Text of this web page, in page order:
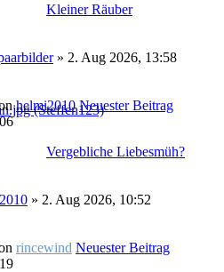
Kleiner Räuber
» 2. Aug 2026, 13:58
helmi2010 Neuester Beitrag
Vergebliche Liebesmüh?
» 2. Aug 2026, 10:52
rincewind Neuester Beitrag